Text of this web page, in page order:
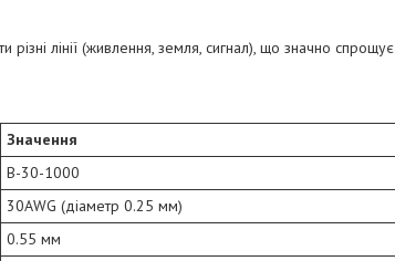
лінії (живлення, земля, сигнал), що значно спрощує
Значення
B-30-1000
30AWG (діаметр 0.25 мм)
0.55 мм